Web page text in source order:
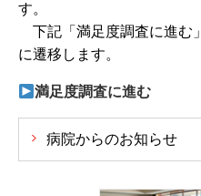
す。
下記「満足度調査に進む
に遷移します。
満足度調査に進む
病院からのお知らせ